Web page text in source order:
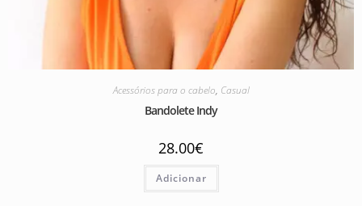
Acessórios para o cabelo, Casual
Bandolete Indy
28.00€
Adicionar